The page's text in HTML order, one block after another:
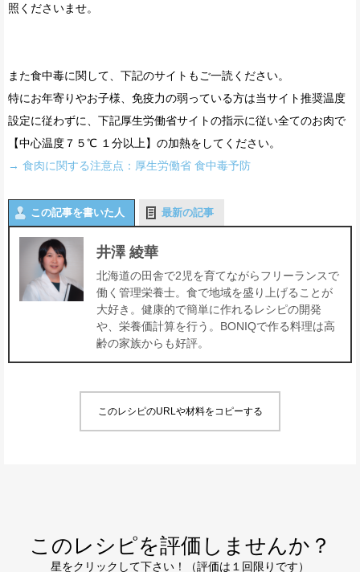
照くださいませ。
また食中毒に関して、下記のサイトもご一読ください。
特にお年寄りやお子様、免疫力の弱っている方は当サイト推奨温度
設定に従わずに、下記厚生労働省サイトの指示に従い全てのお肉で
【中心温度７５℃ １分以上】の加熱をしてください。
→ 食肉に関する注意点：厚生労働省 食中毒予防
この記事を書いた人 最新の記事
井澤 綾華
北海道の田舎で2児を育てながらフリーランスで
働く管理栄養士。食で地域を盛り上げることが
大好き。健康的で簡単に作れるレシピの開発
や、栄養価計算を行う。BONIQで作る料理は高
齢の家族からも好評。
このレシピのURLや材料をコピーする
このレシピを評価しませんか？
星をクリックして下さい！（評価は１回限りです）